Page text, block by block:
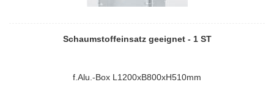
Schaumstoffeinsatz geeignet - 1 ST
f.Alu.-Box L1200xB800xH510mm